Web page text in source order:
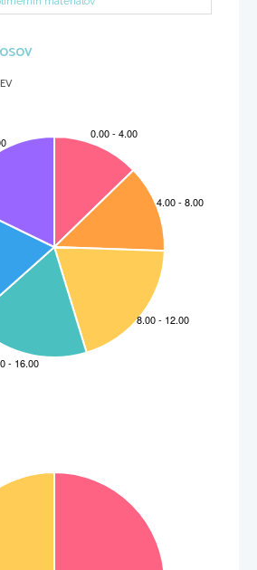
izvajanje določenih oblik vedenja pozitivno ojačano
žetonov oz. žetoniranje: kjer žetoni predstavljajo nadomestne
za primerno vedenj in jih lahko otrok pozneje zamenja za druge
ki so običajno materialni
odstranitev otrok iz situacije, ki ojačuje njegovo moteče vedenje, v
je učinkovito, če tega ne uporabljamo ves čas, če se le da , to
(da otroka ne osramotimo pred ostalimi), to izvedemo takoj, po
in smo pri tem kratki, jasni in neemocionalni. To ne izvedemo
mirno, toda odločno.
VEDENJA. Če se otrok neprimerno vede, mu odvzamemo
kar ima rad; npr.igranje računalniških igric). Ta strategija je še
če jo uporabimo v komibinaciji z ojačevanjem zaželjenega vedenja.
npr., če otrok namerno poškoduje igračke, mora to potem tudi
je učinkovita, če se nezaželeno vedenje pojavi pri aktivnosti, ki je
dosežemo ojačitev vedenja). Otroka odstranimo iz situacije v nek
ga tam pustimo kratek čas (nekako od dveh do deset minut). Pri majhnih
načelo, da ga naj bi pustili toliko minut, kolikor je star.